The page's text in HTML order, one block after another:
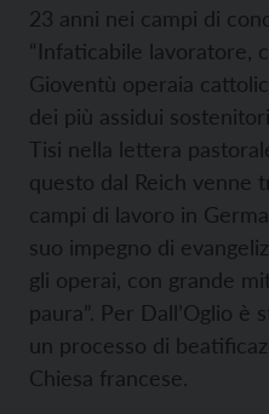
23 anni nei campi di
“Infaticabile lavoratore,
Gioventù operaia
dei più assidui
Tisi nella lettera
questo dal Reich venne
campi di lavoro in
suo impegno di
gli operai, con grande
paura”. Per Dall’Oglio è
un processo di
Chiesa francese.